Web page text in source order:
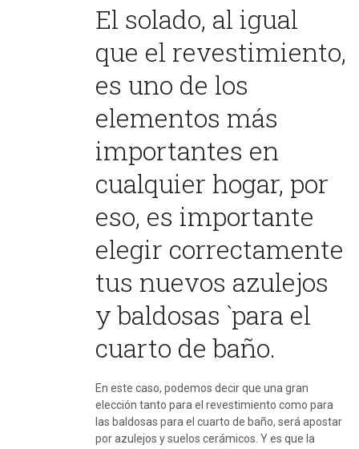
El solado, al igual
que el revestimiento,
es uno de los
elementos más
importantes en
cualquier hogar, por
eso, es importante
elegir correctamente
tus nuevos azulejos
y baldosas `para el
cuarto de baño.
En este caso, podemos decir que una gran
elección tanto para el revestimiento como para
las baldosas para el cuarto de baño, será apostar
por azulejos y suelos cerámicos. Y es que la